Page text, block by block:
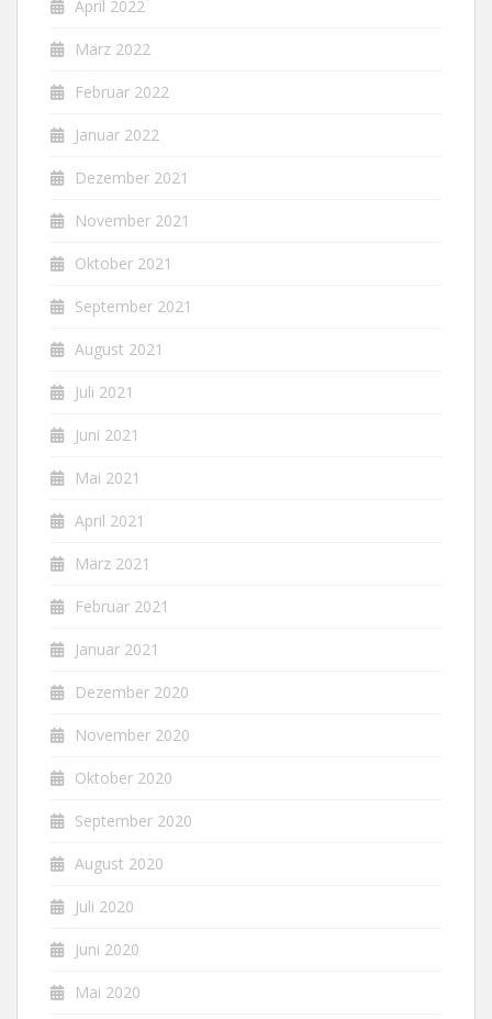
April 2022
März 2022
Februar 2022
Januar 2022
Dezember 2021
November 2021
Oktober 2021
September 2021
August 2021
Juli 2021
Juni 2021
Mai 2021
April 2021
März 2021
Februar 2021
Januar 2021
Dezember 2020
November 2020
Oktober 2020
September 2020
August 2020
Juli 2020
Juni 2020
Mai 2020